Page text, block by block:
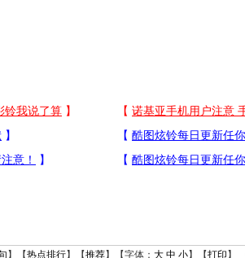
】【热点排行】【推荐】【字体： 大 中 小】【打印 】